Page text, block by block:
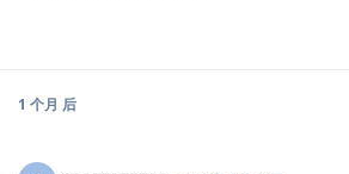
1 个月 后